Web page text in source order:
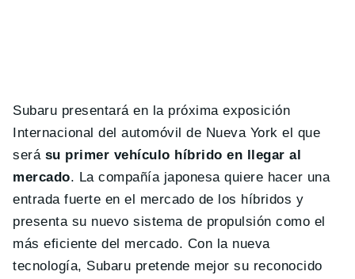
Subaru presentará en la próxima exposición
Internacional del automóvil de Nueva York el que
será su primer vehículo híbrido en llegar al
mercado. La compañía japonesa quiere hacer una
entrada fuerte en el mercado de los híbridos y
presenta su nuevo sistema de propulsión como el
más eficiente del mercado. Con la nueva
tecnología, Subaru pretende mejor su reconocido